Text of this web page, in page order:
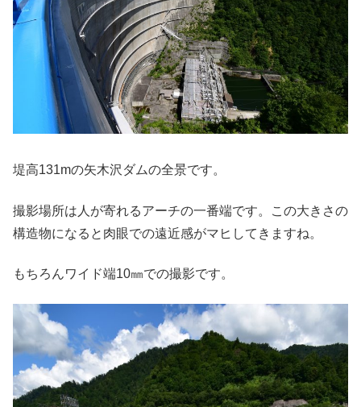
堤高131mの矢木沢ダムの全景です。
撮影場所は人が寄れるアーチの一番端です。この大きさの
構造物になると肉眼での遠近感がマヒしてきますね。
もちろんワイド端10㎜での撮影です。